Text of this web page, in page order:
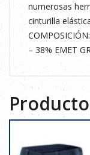
numerosas
cinturilla
– 38% EMET